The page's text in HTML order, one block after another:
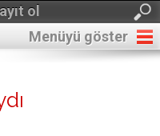
ol
Menüyü göster